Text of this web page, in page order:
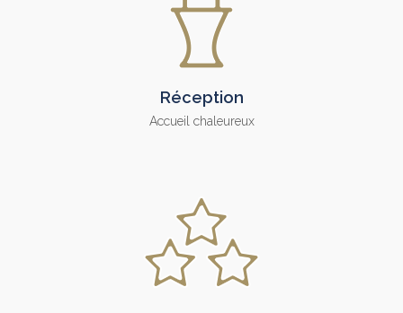
Réception
Accueil chaleureux